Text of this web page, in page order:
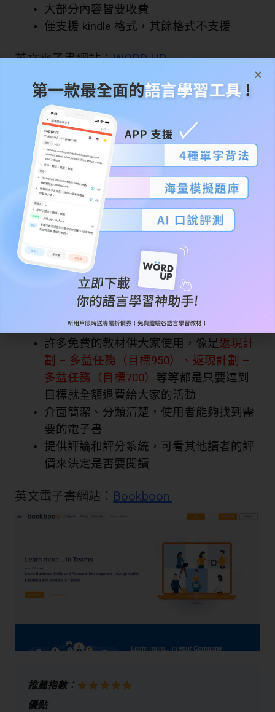
大部分內容皆要收費
僅支援 kindle 格式，其餘格式不支援
英文電子書網站：WORD UP
推薦指數：
優點
提供 app 形式，什麼裝置都好用
豐富教材、電子書、全部需求都包辦
許多免費的教材供大家使用，像是返現計
劃 – 多益任務（目標950）、 返現計劃 –
多益任務（目標700） 等等都是只要達到
目標就全額退費給大家的活動
介面簡潔、分類清楚，使用者能夠找到需
要的電子書
提供評論和評分系統，可看其他讀者的評
價來決定是否要閱讀
英文電子書網站： Bookboon
推薦指數：
優點